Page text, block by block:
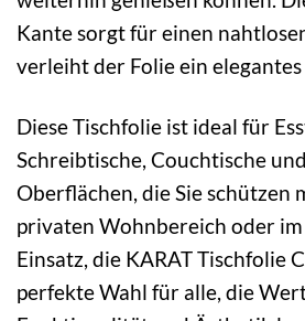
Kante sorgt für einen
verleiht der Folie ein elegantes
Diese Tischfolie ist ideal für
Schreibtische, Couchtische
Oberflächen, die Sie schützen
privaten Wohnbereich oder
Einsatz, die KARAT Tischfolie
perfekte Wahl für alle, die